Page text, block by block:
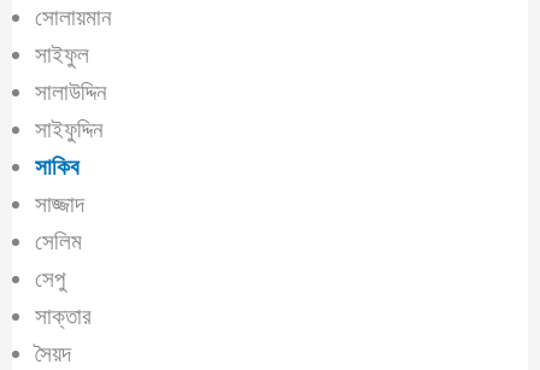
সোলায়মান
সাইফুল
সালাউদ্দিন
সাইফুদ্দিন
সাকিব
সাজ্জাদ
সেলিম
সেপু
সাক্তার
সৈয়দ